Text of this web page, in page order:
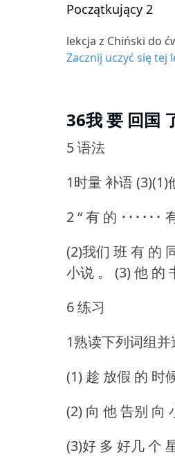
Początkujący 2
lekcja z Chiński do
Zacznij uczyć się tej
36我 要 回国
5 语法
1时量 补语 (3)(1)
2 “ 有 的 ･･････
(2)我们 班 有 的
小说 。
(3) 他 的
6 练习
1熟读下列词组并
(1) 趁 放假 的 时
(2) 向 他 告别 向
(3)好 多 好几 个